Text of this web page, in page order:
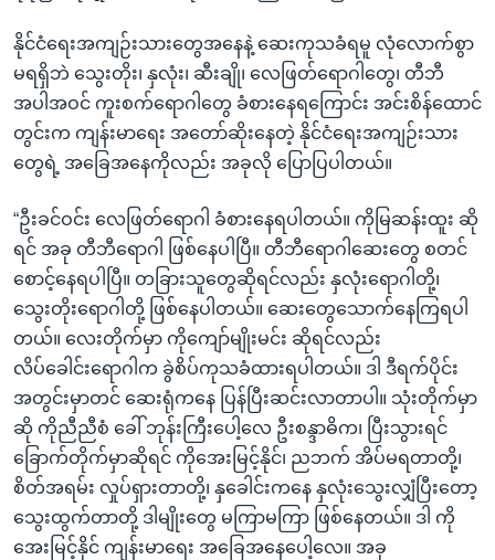
နိုင်ငံရေးအကျဉ်းသားတွေအနေနဲ့ ဆေးကုသခံရမူ လုံလောက်စွာ
မရရှိဘဲ သွေးတိုး၊ နှလုံး၊ ဆီးချို၊ လေဖြတ်ရောဂါတွေ၊ တီဘီ
အပါအဝင် ကူးစက်ရောဂါတွေ ခံစားနေရကြောင်း အင်းစိန်ထောင်
တွင်းက ကျန်းမာရေး အတော်ဆိုးနေတဲ့ နိုင်ငံရေးအကျဉ်းသား
တွေရဲ့ အခြေအနေကိုလည်း အခုလို ပြောပြပါတယ်။
“ဦးခင်ဝင်း လေဖြတ်ရောဂါ ခံစားနေရပါတယ်။ ကိုမြဆန်းထူး ဆို
ရင် အခု တီဘီရောဂါ ဖြစ်နေပါပြီ။ တီဘီရောဂါဆေးတွေ စတင်
စောင့်နေရပါပြီ။ တခြားသူတွေဆိုရင်လည်း နှလုံးရောဂါတို့၊
သွေးတိုးရောဂါတို့ ဖြစ်နေပါတယ်။ ဆေးတွေသောက်နေကြရပါ
တယ်။ လေးတိုက်မှာ ကိုကျော်မျိုးမင်း ဆိုရင်လည်း
လိပ်ခေါင်းရောဂါက ခွဲစိပ်ကုသခံထားရပါတယ်။ ဒါ ဒီရက်ပိုင်း
အတွင်းမှာတင် ဆေးရုံကနေ ပြန်ပြီးဆင်းလာတာပါ။ သုံးတိုက်မှာ
ဆို ကိုညီညီစံ ခေါ် ဘုန်းကြီးပေါ့လေ ဦးစန္ဒာဓိက၊ ပြီးသွားရင်
ခြောက်တိုက်မှာဆိုရင် ကိုအေးမြင့်နိုင်၊ ညဘက် အိပ်မရတာတို့၊
စိတ်အရမ်း လှုပ်ရှားတာတို့၊ နှခေါင်းကနေ နှလုံးသွေးလျှံပြီးတော့
သွေးထွက်တာတို့ ဒါမျိုးတွေ မကြာမကြာ ဖြစ်နေတယ်။ ဒါ ကို
အေးမြင့်နိုင် ကျန်းမာရေး အခြေအနေပေါ့လေ။ အခု